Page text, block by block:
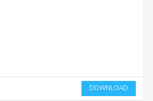
DOWNLOAD